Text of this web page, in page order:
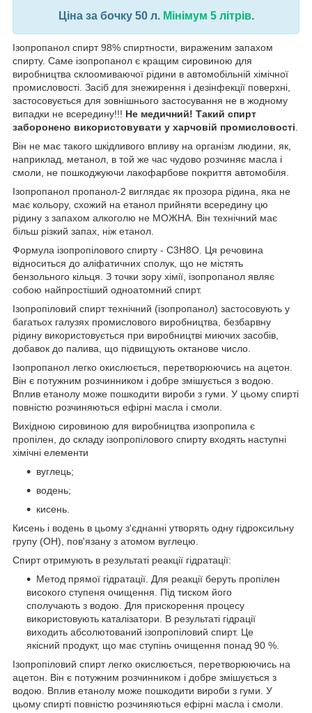
Ціна за бочку 50 л. Мінімум 5 літрів.
Ізопропанол спирт 98% спиртности, вираженим запахом
спирту. Саме ізопропанол є кращим сировиною для
виробництва склоомиваючої рідини в автомобільній хімічної
промисловості. Засіб для знежирення і дезінфекції поверхні,
застосовується для зовнішнього застосування не в жодному
випадки не всередину!!! Не медичний! Такий спирт
заборонено використовувати у харчовій промисловості.
Він не має такого шкідливого впливу на організм людини, як,
наприклад, метанол, в той же час чудово розчиняє масла і
смоли, не пошкоджуючи лакофарбове покриття автомобіля.
Ізопропанол пропанол-2 виглядає як прозора рідина, яка не
має кольору, схожий на етанол прийняти всередину цю
рідину з запахом алкоголю не МОЖНА. Він технічний має
більш різкий запах, ніж етанол.
Формула ізопропілового спирту - C3H8O. Ця речовина
відноситься до аліфатичних сполук, що не містять
бензольного кільця. З точки зору хімії, ізопропанол являє
собою найпростіший одноатомний спирт.
Ізопропіловий спирт технічний (ізопропанол) застосовують у
багатьох галузях промислового виробництва, безбарвну
рідину використовується при виробництві миючих засобів,
добавок до палива, що підвищують октанове число.
Ізопропанол легко окислюється, перетворюючись на ацетон.
Він є потужним розчинником і добре змішується з водою.
Вплив етанолу може пошкодити вироби з гуми. У цьому спирті
повністю розчиняються ефірні масла і смоли.
Вихідною сировиною для виробництва изопропила є
пропілен, до складу ізопропілового спирту входять наступні
хімічні елементи
вуглець;
водень;
кисень.
Кисень і водень в цьому з'єднанні утворять одну гідроксильну
групу (ОН), пов'язану з атомом вуглецю.
Спирт отримують в результаті реакції гідратації:
Метод прямої гідратації. Для реакції беруть пропілен
високого ступеня очищення. Під тиском його
сполучають з водою. Для прискорення процесу
використовують каталізатори. В результаті гідрації
виходить абсолютований ізопропіловий спирт. Це
якісний продукт, що має ступінь очищення понад 90 %.
Ізопропіловий спирт легко окислюється, перетворюючись на
ацетон. Він є потужним розчинником і добре змішується з
водою. Вплив етанолу може пошкодити вироби з гуми. У
цьому спирті повністю розчиняються ефірні масла і смоли.